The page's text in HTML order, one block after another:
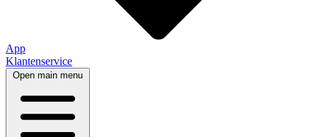
App
Klantenservice
Open main menu